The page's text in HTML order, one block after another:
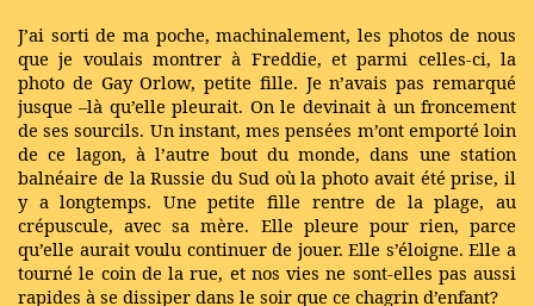
J’ai sorti de ma poche, machinalement, les photos de nous
que je voulais montrer à Freddie, et parmi celles-ci, la
photo de Gay Orlow, petite fille. Je n’avais pas remarqué
jusque –là qu’elle pleurait. On le devinait à un froncement
de ses sourcils. Un instant, mes pensées m’ont emporté loin
de ce lagon, à l’autre bout du monde, dans une station
balnéaire de la Russie du Sud où la photo avait été prise, il
y a longtemps. Une petite fille rentre de la plage, au
crépuscule, avec sa mère. Elle pleure pour rien, parce
qu’elle aurait voulu continuer de jouer. Elle s’éloigne. Elle a
tourné le coin de la rue, et nos vies ne sont-elles pas aussi
rapides à se dissiper dans le soir que ce chagrin d’enfant?